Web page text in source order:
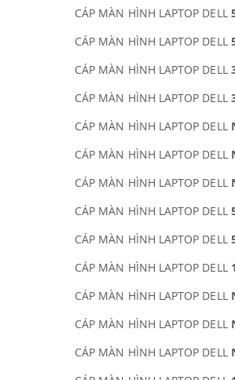
CÁP MÀN HÌNH LAPTOP DELL
CÁP MÀN HÌNH LAPTOP DELL
CÁP MÀN HÌNH LAPTOP DELL
CÁP MÀN HÌNH LAPTOP DELL
CÁP MÀN HÌNH LAPTOP DELL
CÁP MÀN HÌNH LAPTOP DELL
CÁP MÀN HÌNH LAPTOP DELL
CÁP MÀN HÌNH LAPTOP DELL
CÁP MÀN HÌNH LAPTOP DELL
CÁP MÀN HÌNH LAPTOP DELL
CÁP MÀN HÌNH LAPTOP DELL
CÁP MÀN HÌNH LAPTOP DELL
CÁP MÀN HÌNH LAPTOP DELL